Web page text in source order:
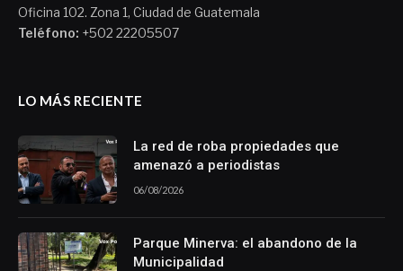
Oficina 102. Zona 1, Ciudad de Guatemala
Teléfono: +502 22205507
LO MÁS RECIENTE
La red de roba propiedades que
amenazó a periodistas
06/08/2026
Parque Minerva: el abandono de la
Municipalidad